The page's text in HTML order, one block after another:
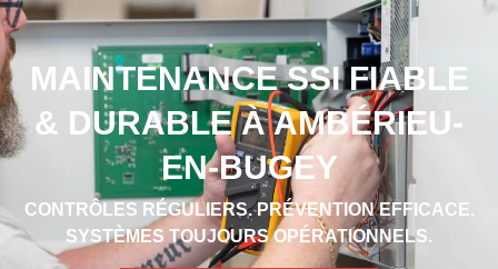
MAINTENANCE SSI FIABLE
& DURABLE À AMBÉRIEU-
EN-BUGEY
CONTRÔLES RÉGULIERS. PRÉVENTION EFFICACE.
SYSTÈMES TOUJOURS OPÉRATIONNELS.